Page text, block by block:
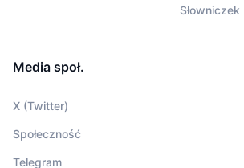
Słowniczek
Media społ.
X (Twitter)
Społeczność
Telegram